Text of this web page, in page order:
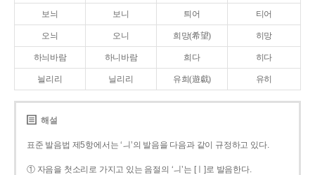
보늬 보니 틔어 티어
오늬 오니 희망(希望) 히망
하늬바람 하니바람 희다 히다
늴리리 닐리리 유희(遊戱) 유히
해설
표준 발음법 제5항에서는 ‘ㅢ’의 발음을 다음과 같이 규정하고 있다.
① 자음을 첫소리로 가지고 있는 음절의 ‘ㅢ’는 [ㅣ]로 발음한다.